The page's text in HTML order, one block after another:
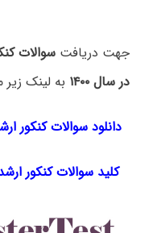
جهت دریافتسوالات
در سال ۱۴۰۰
به لینک زیر
دانلود سوالات کنکور
کلید سوالات کنکور